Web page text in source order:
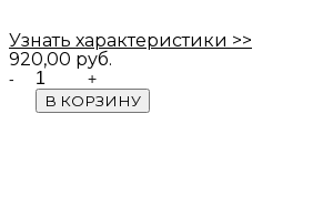
Узнать характеристики >>
920,00 руб.
Quantity
В КОРЗИНУ